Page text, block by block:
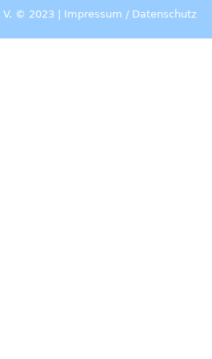
V. © 2023 | Impressum / Datenschutz